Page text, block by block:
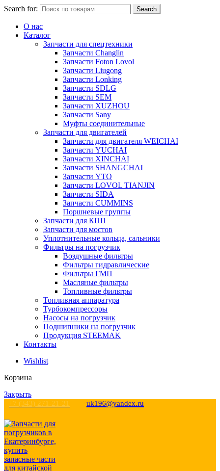
Search for: Search
О нас
Каталог
Запчасти для спецтехники
Запчасти Changlin
Запчасти Foton Lovol
Запчасти Liugong
Запчасти Lonking
Запчасти SDLG
Запчасти SEM
Запчасти XUZHOU
Запчасти Sany
Муфты соединительные
Запчасти для двигателей
Запчасти для двигателя WEICHAI
Запчасти YUCHAI
Запчасти XINCHAI
Запчасти SHANGCHAI
Запчасти YTO
Запчасти LOVOL TIANJIN
Запчасти SIDA
Запчасти CUMMINS
Поршневые группы
Запчасти для КПП
Запчасти для мостов
Уплотнительные кольца, сальники
Фильтры на погрузчик
Воздушные фильтры
Фильтры гидравлические
Фильтры ГМП
Масляные фильтры
Топливные фильтры
Топливная аппаратура
Турбокомпрессоры
Насосы на погрузчик
Подшипники на погрузчик
Продукция STEEMAK
Контакты
Wishlist
Корзина
Закрыть
+7 (343) 271-21-21 uk196@yandex.ru